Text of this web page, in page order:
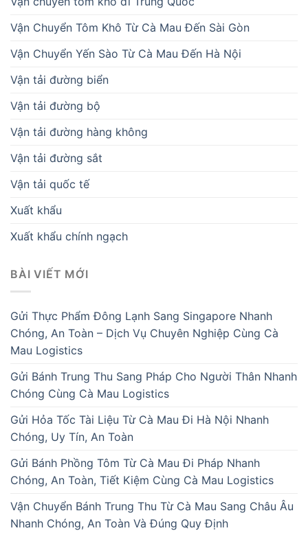
Vận Chuyển Tôm Khô Từ Cà Mau Đến Sài Gòn
Vận Chuyển Yến Sào Từ Cà Mau Đến Hà Nội
Vận tải đường biển
Vận tải đường bộ
Vận tải đường hàng không
Vận tải đường sắt
Vận tải quốc tế
Xuất khẩu
Xuất khẩu chính ngạch
BÀI VIẾT MỚI
Gửi Thực Phẩm Đông Lạnh Sang Singapore Nhanh
Chóng, An Toàn – Dịch Vụ Chuyên Nghiệp Cùng Cà
Mau Logistics
Gửi Bánh Trung Thu Sang Pháp Cho Người Thân Nhanh
Chóng Cùng Cà Mau Logistics
Gửi Hỏa Tốc Tài Liệu Từ Cà Mau Đi Hà Nội Nhanh
Chóng, Uy Tín, An Toàn
Gửi Bánh Phồng Tôm Từ Cà Mau Đi Pháp Nhanh
Chóng, An Toàn, Tiết Kiệm Cùng Cà Mau Logistics
Vận Chuyển Bánh Trung Thu Từ Cà Mau Sang Châu Âu
Nhanh Chóng, An Toàn Và Đúng Quy Định